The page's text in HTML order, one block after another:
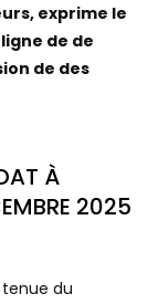
exprime le
de de
de des
À
2025
du